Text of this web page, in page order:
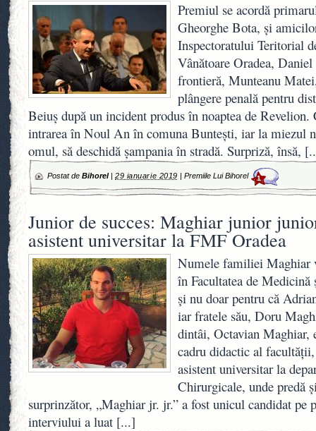
Premiul se acordă
Gheorghe Bota, şi
Inspectoratului Teritorial
Vânătoare Oradea,
frontieră, Munteanu
plângere penală pentru
Beiuş după un incident produs în noaptea de
intrarea în Noul An în comuna Bunteşti, iar la miezul
omul, să deschidă şampania în stradă. Surpriză, însă,
Postat de Bihorel| 29 ianuarie 2019 | Premiile Lui Bihorel 1
Junior de succes: Maghiar junior
asistent universitar la FMF Oradea
Numele familiei Maghiar
în Facultatea de
şi nu doar pentru că
iar fratele său, Doru
dintâi, Octavian Maghiar,
cadru didactic al
asistent universitar la
Chirurgicale, unde predă
surprinzător, „Maghiar jr. jr.” a fost unicul candidat pe
interviului a luat [...]